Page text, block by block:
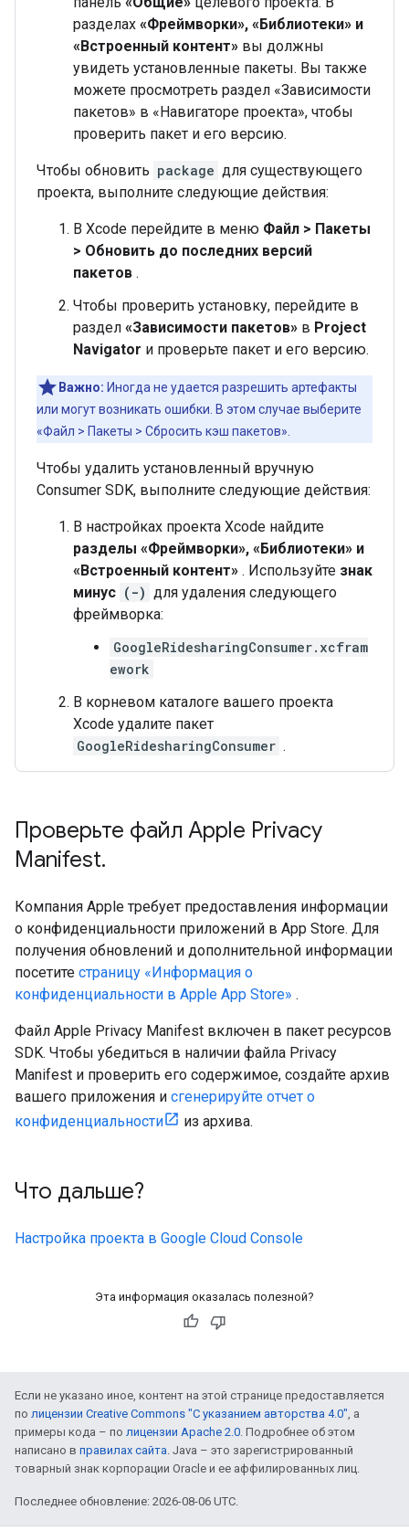
разделах «Фреймворки», «Библиотеки» и
«Встроенный контент» вы должны
увидеть установленные пакеты. Вы также
можете просмотреть раздел «Зависимости
пакетов» в «Навигаторе проекта», чтобы
проверить пакет и его версию.
Чтобы обновить package для существующего
проекта, выполните следующие действия:
В Xcode перейдите в меню Файл > Пакеты
> Обновить до последних версий
пакетов .
Чтобы проверить установку, перейдите в
раздел «Зависимости пакетов» в Project
Navigator и проверьте пакет и его версию.
Важно: Иногда не удается разрешить артефакты
или могут возникать ошибки. В этом случае выберите
«Файл > Пакеты > Сбросить кэш пакетов».
Чтобы удалить установленный вручную
Consumer SDK, выполните следующие действия:
В настройках проекта Xcode найдите
разделы «Фреймворки», «Библиотеки» и
«Встроенный контент» . Используйте знак
минус (-) для удаления следующего
фреймворка:
GoogleRidesharingConsumer.xcfram
ework
В корневом каталоге вашего проекта
Xcode удалите пакет
GoogleRidesharingConsumer .
Проверьте файл Apple Privacy
Manifest.
Компания Apple требует предоставления информации
о конфиденциальности приложений в App Store. Для
получения обновлений и дополнительной информации
посетите страницу «Информация о
конфиденциальности в Apple App Store» .
Файл Apple Privacy Manifest включен в пакет ресурсов
SDK. Чтобы убедиться в наличии файла Privacy
Manifest и проверить его содержимое, создайте архив
вашего приложения и сгенерируйте отчет о
конфиденциальности
из архива.
Что дальше?
Настройка проекта в Google Cloud Console
Эта информация оказалась полезной?
Если не указано иное, контент на этой странице предоставляется
по лицензии Creative Commons "С указанием авторства 4.0", а
примеры кода – по лицензии Apache 2.0. Подробнее об этом
написано в правилах сайта. Java – это зарегистрированный
товарный знак корпорации Oracle и ее аффилированных лиц.
Последнее обновление: 2026-08-06 UTC.